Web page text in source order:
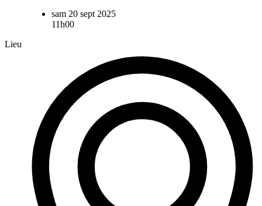
sam 20 sept 2025
11h00
Lieu